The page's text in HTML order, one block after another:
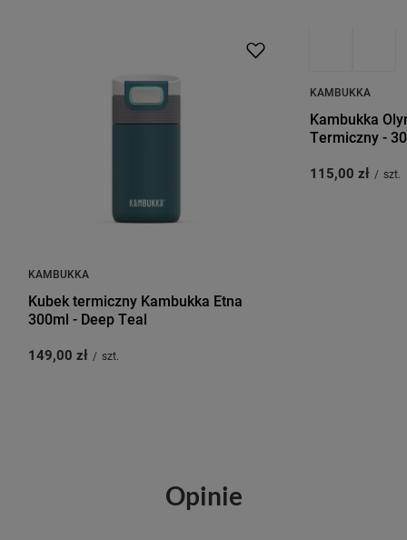
KAMBUKKA
Kubek termiczny Kambukka Etna
300ml - Deep Teal
149,00 zł / szt.
KAMBUKKA
Kambukka
Termiczny -
115,00 zł / szt.
Opinie